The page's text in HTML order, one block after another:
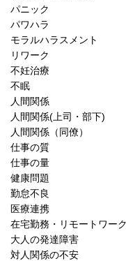
パニック
パワハラ
モラルハラスメント
リワーク
不妊治療
不眠
人間関係
人間関係(上司・部下)
人間関係（同僚）
仕事の質
仕事の量
健康問題
勤怠不良
医療連携
在宅勤務・リモートワーク
大人の発達障害
対人関係の不安